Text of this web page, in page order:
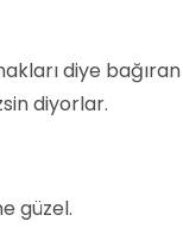
diye bağıran
diyorlar.
güzel.